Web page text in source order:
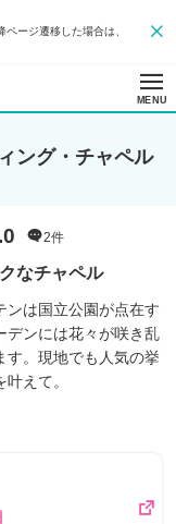
ージ遷移した場合は、
MENU
ング・チャペル
2件
なチャペル
ンは国立公園が点在す
デンには花々が咲き乱
す。現地でも人気の挙
えて。